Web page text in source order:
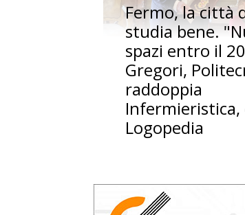
Fermo, la città
studia bene.
spazi entro il
Gregori,
raddoppia
Infermieristica,
Logopedia